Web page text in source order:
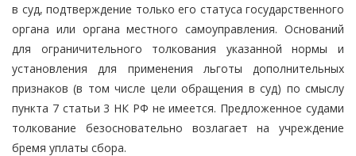
в суд, подтверждение только его статуса государственного
органа или органа местного самоуправления. Оснований
для ограничительного толкования указанной нормы и
установления для применения льготы дополнительных
признаков (в том числе цели обращения в суд) по смыслу
пункта 7 статьи 3 НК РФ не имеется. Предложенное судами
толкование безосновательно возлагает на учреждение
бремя уплаты сбора.